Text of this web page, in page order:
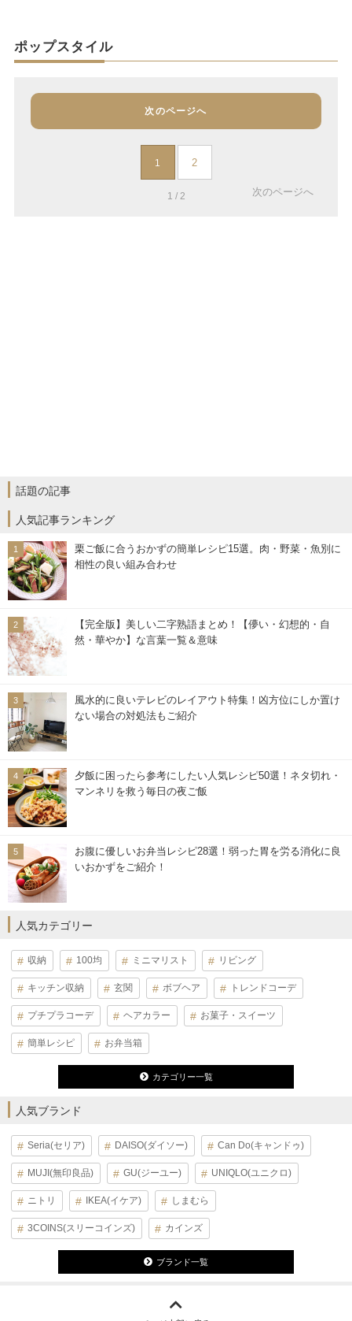
ポップスタイル
次のページへ
1 2
1 / 2 次のページへ
話題の記事
人気記事ランキング
栗ご飯に合うおかずの簡単レシピ15選。肉・野菜・魚別に
相性の良い組み合わせ
【完全版】美しい二字熟語まとめ！【儚い・幻想的・自
然・華やか】な言葉一覧＆意味
風水的に良いテレビのレイアウト特集！凶方位にしか置け
ない場合の対処法もご紹介
夕飯に困ったら参考にしたい人気レシピ50選！ネタ切れ・
マンネリを救う毎日の夜ご飯
お腹に優しいお弁当レシピ28選！弱った胃を労る消化に良
いおかずをご紹介！
人気カテゴリー
収納 100均 ミニマリスト リビング
キッチン収納 玄関 ボブヘア トレンドコーデ
プチプラコーデ ヘアカラー お菓子・スイーツ
簡単レシピ お弁当箱
カテゴリー一覧
人気ブランド
Seria(セリア) DAISO(ダイソー) Can Do(キャンドゥ)
MUJI(無印良品) GU(ジーユー) UNIQLO(ユニクロ)
ニトリ IKEA(イケア) しまむら
3COINS(スリーコインズ) カインズ
ブランド一覧